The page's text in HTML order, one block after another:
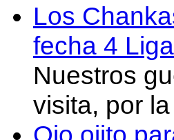
Los
fecha 4
Nuestros
visita, por